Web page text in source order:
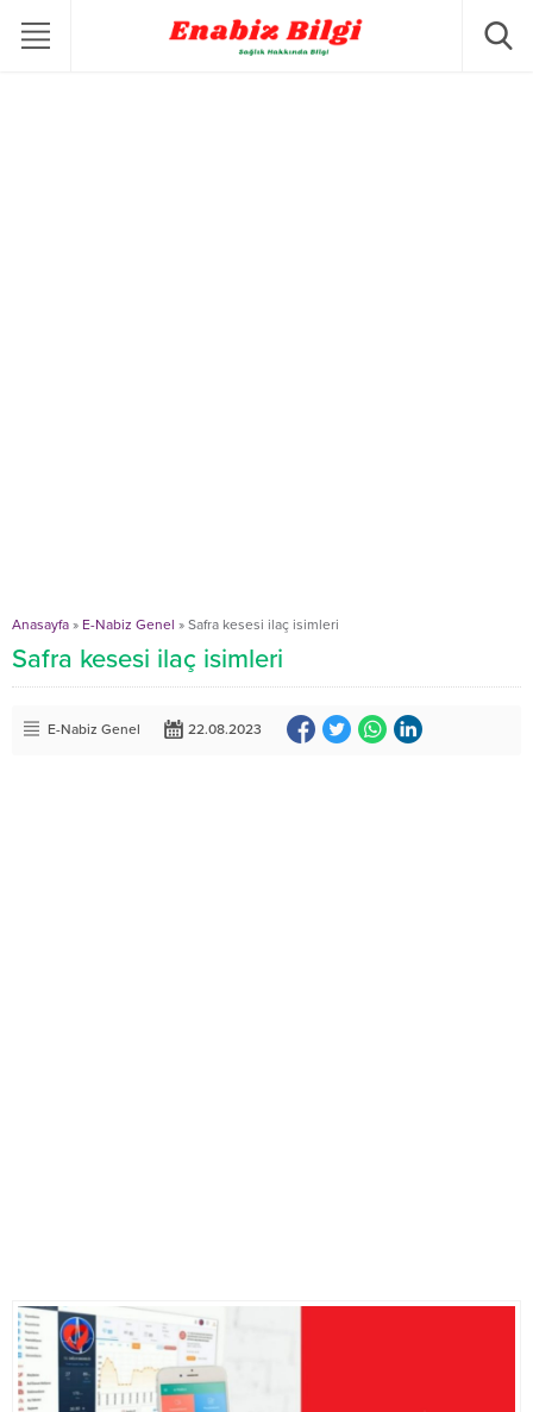
Anasayfa » E-Nabiz Genel » Safra kesesi ilaç isimleri
Safra kesesi ilaç isimleri
E-Nabiz Genel 22.08.2023